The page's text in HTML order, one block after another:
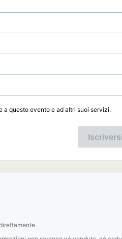
questo evento e ad altri suoi servizi.
Iscriversi